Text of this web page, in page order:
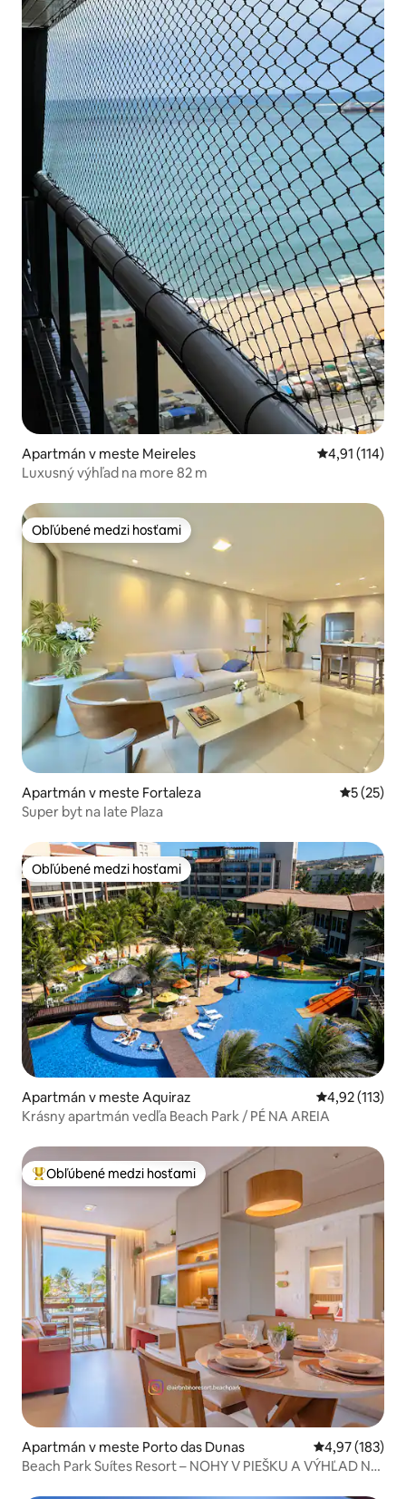
Apartmán v meste Meireles Priemerné
4,91 (114)
Luxusný výhľad na more 82 m
Obľúbené medzi hosťami
Obľúbené medzi hosťami
Apartmán v meste Fortaleza
5 (25)
Super byt na Iate Plaza
Obľúbené medzi hosťami
Obľúbené medzi hosťami
Apartmán v meste Aquiraz Priemerné
4,92 (113)
Krásny apartmán vedľa Beach Park / PÉ NA AREIA
Najobľúbenejšie medzi hosťami
Obľúbené medzi hosťami
Apartmán v meste Porto das Dunas Priemerné
4,97 (183)
Beach Park Suítes Resort – NOHY V PIEŠKU A VÝHĽAD NA